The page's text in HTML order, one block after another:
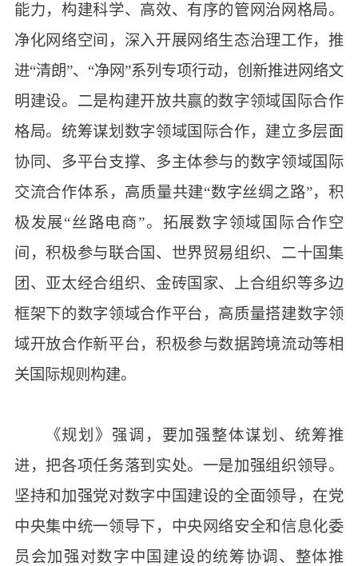
能力，构建科学、高效、有序的管网治网格局。
净化网络空间，深入开展网络生态治理工作，推
进“清朗”、“净网”系列专项行动，创新推进网络文
明建设。二是构建开放共赢的数字领域国际合作
格局。统筹谋划数字领域国际合作，建立多层面
协同、多平台支撑、多主体参与的数字领域国际
交流合作体系，高质量共建“数字丝绸之路”，积
极发展“丝路电商”。拓展数字领域国际合作空
间，积极参与联合国、世界贸易组织、二十国集
团、亚太经合组织、金砖国家、上合组织等多边
框架下的数字领域合作平台，高质量搭建数字领
域开放合作新平台，积极参与数据跨境流动等相
关国际规则构建。
《规划》强调，要加强整体谋划、统筹推
进，把各项任务落到实处。一是加强组织领导。
坚持和加强党对数字中国建设的全面领导，在党
中央集中统一领导下，中央网络安全和信息化委
员会加强对数字中国建设的统筹协调、整体推